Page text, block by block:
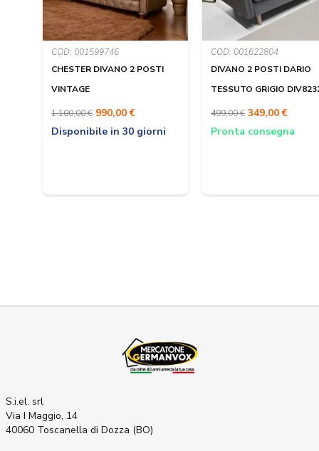
COD: 001599746
CHESTER DIVANO 2 POSTI
VINTAGE
1.100,00 € 990,00 €
Disponibile in 30 giorni
COD: 001622804
DIVANO 2 POSTI DARIO
TESSUTO GRIGIO
499,00 € 349,00 €
Pronta consegna
S.i.el. srl
Via I Maggio, 14
40060 Toscanella di Dozza (BO)